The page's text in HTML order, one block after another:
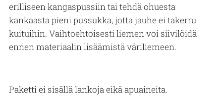
erilliseen kangaspussiin tai tehdä ohuesta
kankaasta pieni pussukka, jotta jauhe ei takerru
kuituihin. Vaihtoehtoisesti liemen voi siivilöidä
ennen materiaalin lisäämistä väriliemeen.
Paketti ei sisällä lankoja eikä apuaineita.